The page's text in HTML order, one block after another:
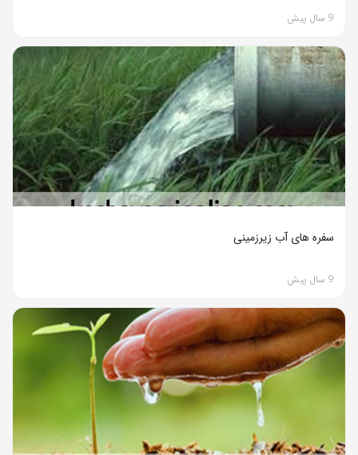
9 سال پیش
سفره های آب زیرزمینی
9 سال پیش